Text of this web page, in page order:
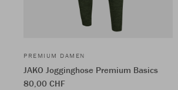
PREMIUM DAMEN
JAKO Jogginghose Premium Basics
80,00 CHF